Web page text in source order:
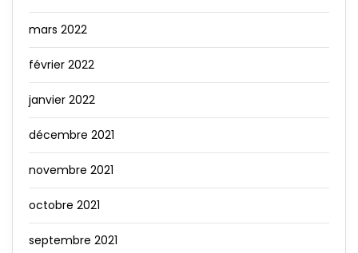
mars 2022
février 2022
janvier 2022
décembre 2021
novembre 2021
octobre 2021
septembre 2021